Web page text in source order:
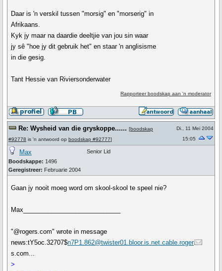
Daar is 'n verskil tussen "morsig" en "morserig" in
Afrikaans.
Kyk jy maar na daardie deeltjie van jou sin waar
jy sê "hoe jy dit gebruik het" en staar 'n anglisisme
in die gesig.
Tant Hessie van Riviersonderwater
Rapporteer boodskap aan 'n moderator
Re: Wysheid van die gryskoppe...... [boodskap
#92778 is 'n antwoord op boodskap #92777]
Di., 11 Mei 2004
15:05
Max
Boodskappe: 1496
Geregistreer: Februarie 2004
Senior Lid
Gaan jy nooit moeg word om skool-skool te speel nie?
Max____________________________
"@rogers.com" wrote in message
news:tY5oc.32707$n7P1.862@twister01.bloor.is.net.cable.roger
s.com...
>